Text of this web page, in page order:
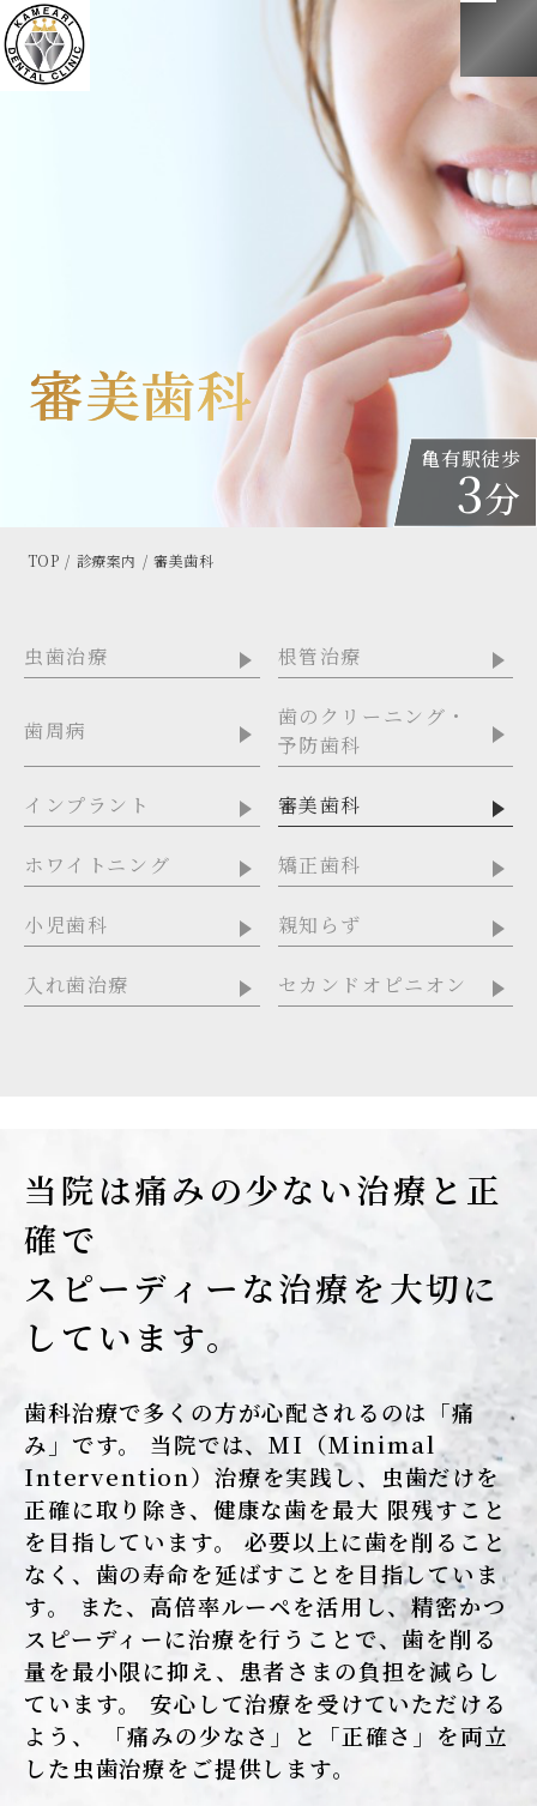
審美歯科
審美歯科
亀有駅徒歩
3分
TOP 診療案内 審美歯科
虫歯治療 根管治療
歯周病
歯のクリーニング・
予防歯科
インプラント 審美歯科
ホワイトニング 矯正歯科
小児歯科 親知らず
入れ歯治療 セカンドオピニオン
当院は痛みの少ない治療と正
確で
スピーディーな治療を大切に
しています。
歯科治療で多くの方が心配されるのは「痛
み」です。 当院では、MI（Minimal
Intervention）治療を実践し、虫歯だけを
正確に取り除き、健康な歯を最大 限残すこと
を目指しています。 必要以上に歯を削ること
なく、歯の寿命を延ばすことを目指していま
す。 また、高倍率ルーペを活用し、精密かつ
スピーディーに治療を行うことで、歯を削る
量を最小限に抑え、患者さまの負担を減らし
ています。 安心して治療を受けていただける
よう、 「痛みの少なさ」と「正確さ」を両立
した虫歯治療をご提供します。